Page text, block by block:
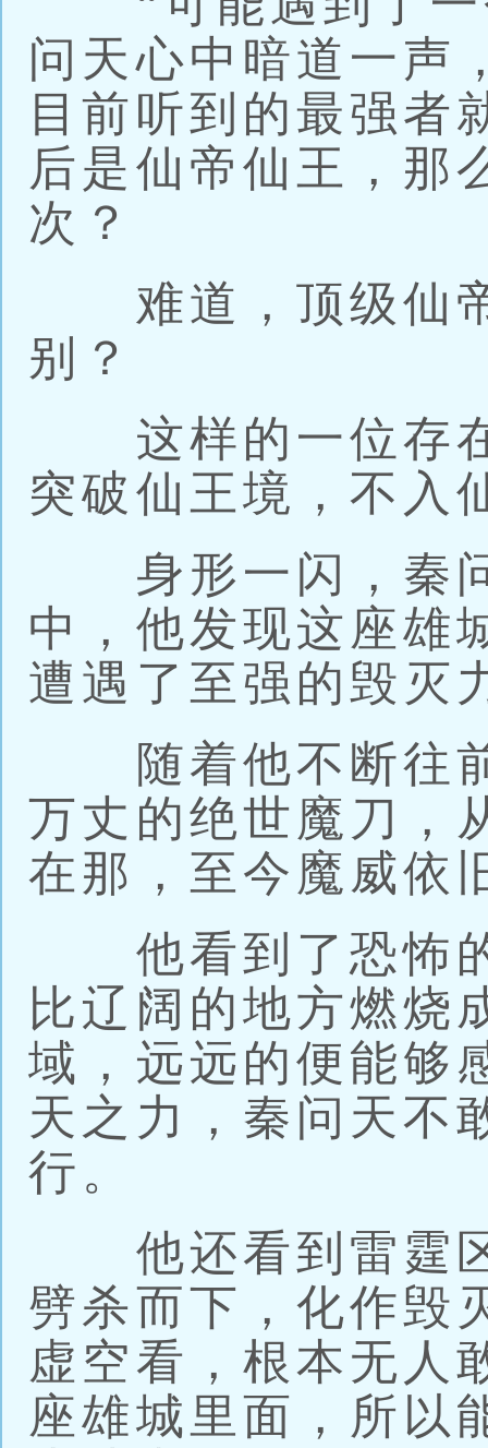
问天心中暗道一声
目前听到的最强者
后是仙帝仙王，那
次？
难道，顶级仙帝
别？
这样的一位存在
突破仙王境，不入
身形一闪，秦问
中，他发现这座雄
遭遇了至强的毁灭
随着他不断往前
万丈的绝世魔刀，
在那，至今魔威依
他看到了恐怖的
比辽阔的地方燃烧
域，远远的便能够
天之力，秦问天不
行。
他还看到雷霆区
劈杀而下，化作毁
虚空看，根本无人
座雄城里面，所以